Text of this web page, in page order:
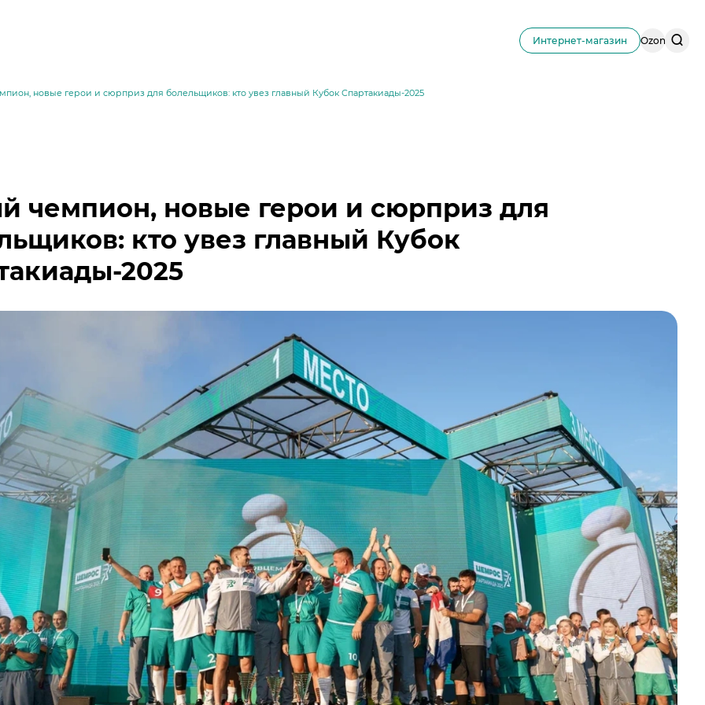
Интернет-магазин Ozon
новые герои и сюрприз для болельщиков: кто увез главный Кубок Спартакиады-2025
чемпион, новые герои и сюрприз для
кто увез главный Кубок
2025